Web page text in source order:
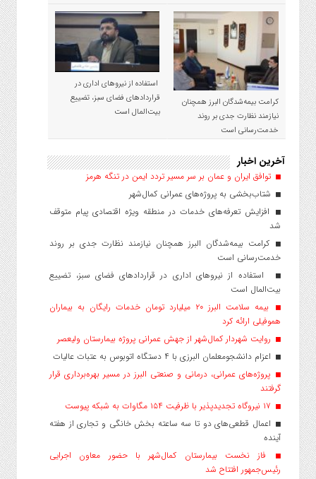
کرامت بیمه‌شدگان البرز همچنان
نیازمند نظارت جدی بر روند
خدمت‌رسانی است
استفاده از نیروهای اداری در
قراردادهای فضای سبز، تضییع
بیت‌المال است
آخرین اخبار
توافق ایران و عمان بر سر مسیر تردد ایمن در تنگه هرمز
شتاب‌بخشی به پروژه‌های عمرانی کمال‌شهر
افزایش تعرفه‌های خدمات در منطقه ویژه اقتصادی پیام متوقف
شد
کرامت بیمه‌شدگان البرز همچنان نیازمند نظارت جدی بر روند
خدمت‌رسانی است
استفاده از نیروهای اداری در قراردادهای فضای سبز، تضییع
بیت‌المال است
بیمه سلامت البرز ۲۰ میلیارد تومان خدمات رایگان به بیماران
هموفیلی ارائه کرد
روایت شهردار کمال‌شهر از جهش عمرانی پروژه بیمارستان ولیعصر
اعزام دانشجو‌معلمان البرزی با ۴ دستگاه اتوبوس به عتبات عالیات
پروژه‌های عمرانی، درمانی و صنعتی البرز در مسیر بهره‌برداری قرار
گرفتند
اعمال قطعی‌های دو تا سه ساعته بخش خانگی و تجاری از هفته
آینده
فاز نخست بیمارستان کمال‌شهر با حضور معاون اجرایی
رئیس‌جمهور افتتاح شد